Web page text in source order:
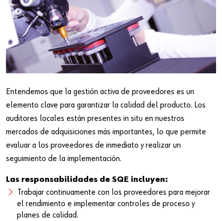
Metalurgia Trabajar el Metal
Productos Especializados y Componentes de Ensamblaje de Ingenieria
Sujetadores y Componentes de Ensamble
Kiteo y Ensamblaje
Revisiones de Mejora Continua
Logistica de terceros (3PL)
Militar
Agricultura
Entendemos que la gestión activa de proveedores es un
elemento clave para garantizar la calidad del producto. Los
auditores locales están presentes in situ en nuestros
mercados de adquisiciones más importantes, lo que permite
evaluar a los proveedores de inmediato y realizar un
seguimiento de la implementación.
Las responsabilidades de SQE incluyen:
Trabajar continuamente con los proveedores para mejorar
el rendimiento e implementar controles de proceso y
planes de calidad.